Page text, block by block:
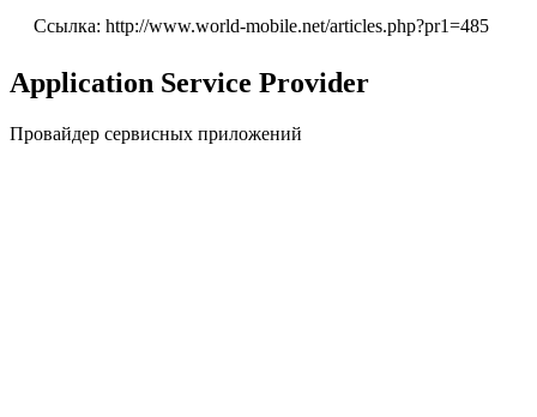
Ссылка: http://www.world-mobile.net/articles.php?pr1=485
Application Service Provider
Провайдер сервисных приложений